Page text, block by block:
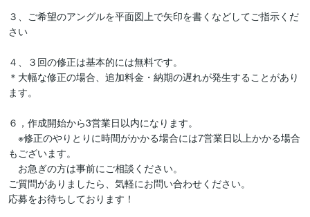
３、ご希望のアングルを平面図上で矢印を書くなどしてご指示くだ
さい
４、３回の修正は基本的には無料です。
＊大幅な修正の場合、追加料金・納期の遅れが発生することがあり
ます。
６，作成開始から3営業日以内になります。
※修正のやりとりに時間がかかる場合には7営業日以上かかる場合
もございます。
お急ぎの方は事前にご相談ください。
ご質問がありましたら、気軽にお問い合わせください。
応募をお待ちしております！